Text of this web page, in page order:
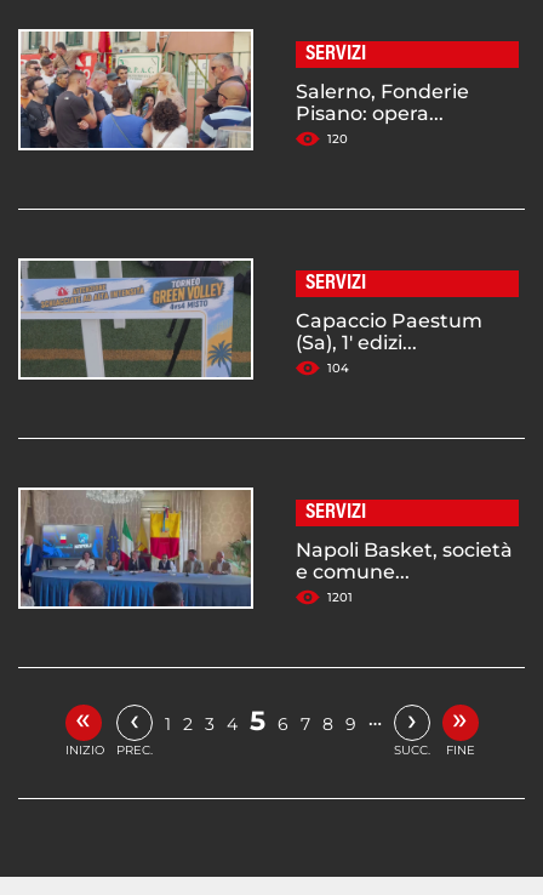
SERVIZI
Salerno, Fonderie
Pisano: opera...
120
SERVIZI
Capaccio Paestum
(Sa), 1' edizi...
104
SERVIZI
Napoli Basket, società
e comune...
1201
«
INIZIO
‹
PREC.
1 2 3 4 5 6 7 8 9 … ›
SUCC.
»
FINE